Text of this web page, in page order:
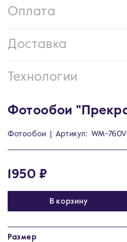
Оплата
Доставка
Технологии
Фотообои
Фотообои Артикул: WM-760V1
1950 ₽
В корзину
Размер